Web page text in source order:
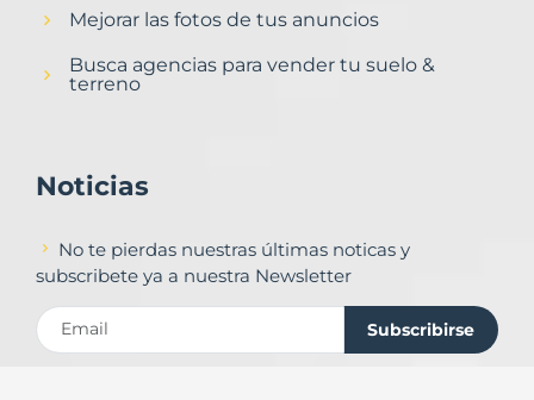
Mejorar las fotos de tus anuncios
Busca agencias para vender tu suelo &
terreno
Noticias
No te pierdas nuestras últimas noticas y
subscribete ya a nuestra Newsletter
Subscribirse